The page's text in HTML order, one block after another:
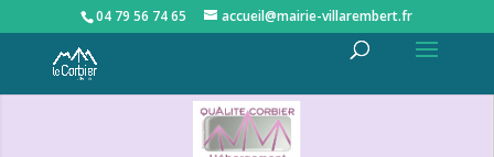
04 79 56 74 65 accueil@mairie-villarembert.fr